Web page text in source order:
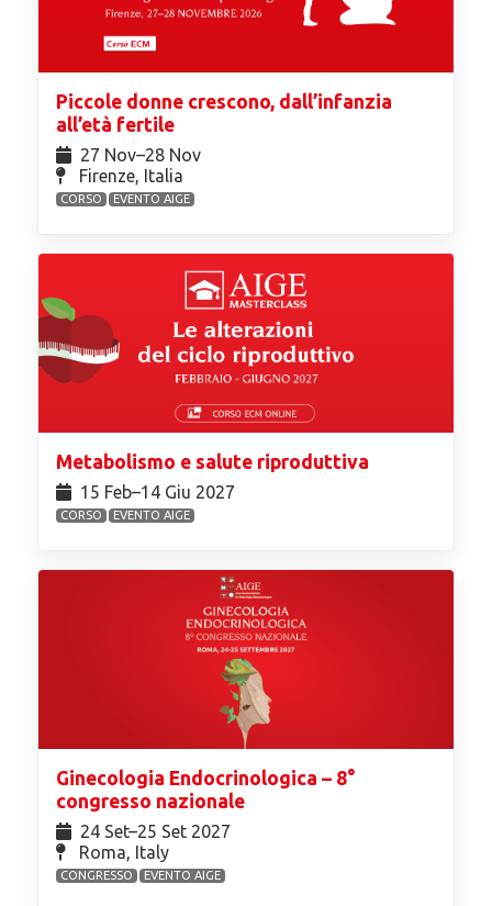
Piccole donne crescono, dall’infanzia
all’età fertile
27 Nov⁠–28 Nov
Firenze, Italia
CORSO EVENTO AIGE
Metabolismo e salute riproduttiva
15 Feb⁠–14 Giu 2027
CORSO EVENTO AIGE
Ginecologia Endocrinologica – 8°
congresso nazionale
24 Set⁠–25 Set 2027
Roma, Italy
CONGRESSO EVENTO AIGE